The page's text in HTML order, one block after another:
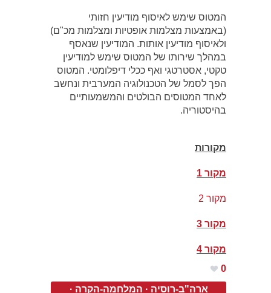
המטוס שימש לאיסוף מודיעין חזותי
(באמצעות מצלמות אופטיות ומצלמות מכ"ם)
ולאיסוף מודיעין אותות. המודיעין שנאסף
במהלך שירותו של המטוס שימש למודיעין
טקטי, אסטרטגי ואף ככלי דיפלומטי. המטוס
הפך לסמל של הטכנולוגיה המערבית ונחשב
לאחד המטוסים הבולטים והמשמעותיים
בהיסטוריה.
מקורות
מקור 1
מקור 2
מקור 3
מקור 4
0
ארה"ב-רוסיה · המלחמה-הקרה ·